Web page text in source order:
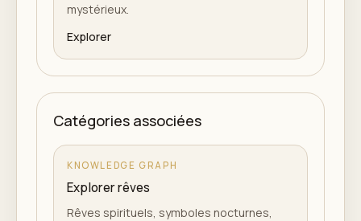
mystérieux.
Explorer
Catégories associées
KNOWLEDGE GRAPH
Explorer rêves
Rêves spirituels, symboles nocturnes,